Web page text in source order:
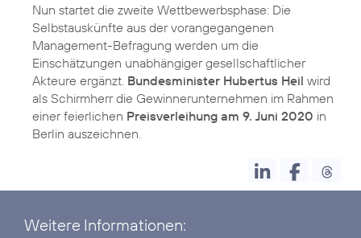
Nun startet die zweite Wettbewerbsphase: Die
Selbstauskünfte aus der vorangegangenen
Management-Befragung werden um die
Einschätzungen unabhängiger gesellschaftlicher
Akteure ergänzt. Bundesminister Hubertus Heil wird
als Schirmherr die Gewinnerunternehmen im Rahmen
einer feierlichen Preisverleihung am 9. Juni 2020 in
Berlin auszeichnen.
Weitere Informationen: